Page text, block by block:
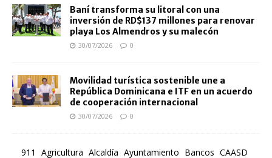
Baní transforma su litoral con una
inversión de RD$137 millones para renovar
playa Los Almendros y su malecón
30/07/2026 0
Movilidad turística sostenible une a
República Dominicana e ITF en un acuerdo
de cooperación internacional
30/07/2026 0
911 Agricultura Alcaldía Ayuntamiento Bancos CAASD